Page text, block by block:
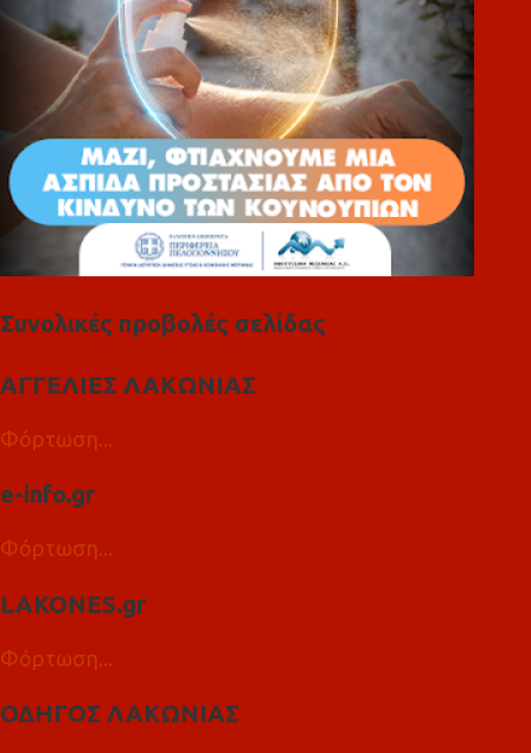
Συνολικές προβολές σελίδας
ΑΓΓΕΛΙΕΣ ΛΑΚΩΝΙΑΣ
Φόρτωση...
e-info.gr
Φόρτωση...
LAKONES.gr
Φόρτωση...
ΟΔΗΓΟΣ ΛΑΚΩΝΙΑΣ